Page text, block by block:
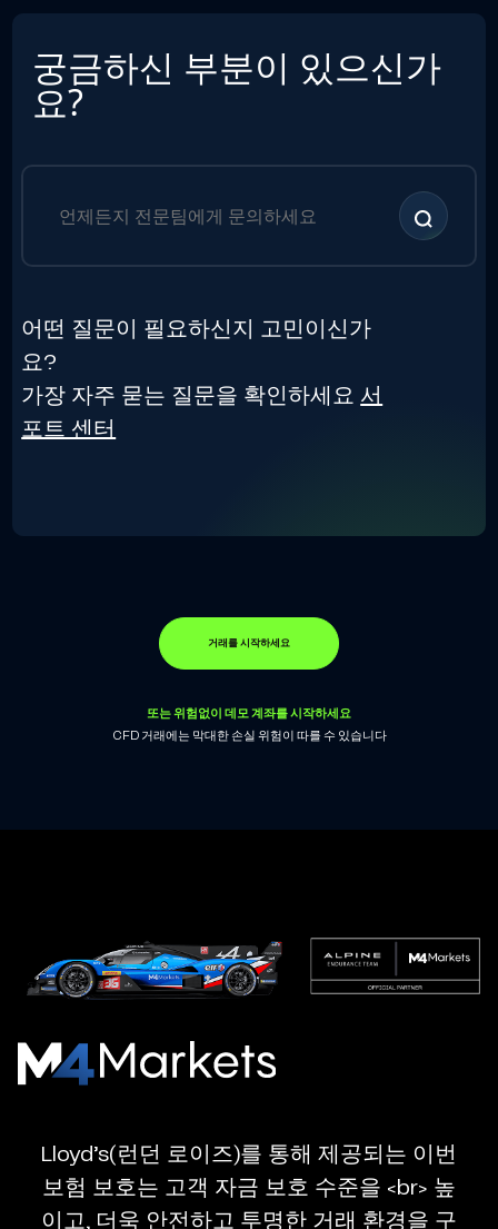
궁금하신 부분이 있으신가
요?
어떤 질문이 필요하신지 고민이신가
요?
가장 자주 묻는 질문을 확인하세요 서
포트 센터
거래를 시작하세요
또는 위험없이 데모 계좌를 시작하세요
CFD 거래에는 막대한 손실 위험이 따를 수 있습니다
M4Markets
CFD
Trading
Regulated
Lloyd’s(런던 로이즈)를 통해 제공되는 이번
보험 보호는 고객 자금 보호 수준을 <br> 높
이고, 더욱 안전하고 투명한 거래 환경을 구